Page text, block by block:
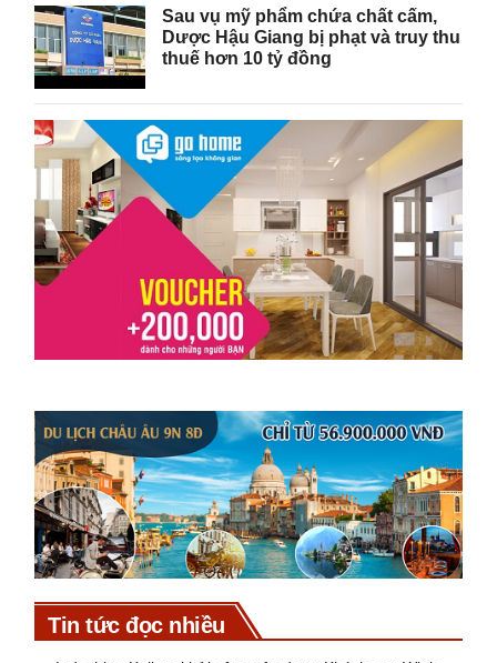
Sau vụ mỹ phẩm chứa chất cấm,
Dược Hậu Giang bị phạt và truy thu
thuế hơn 10 tỷ đồng
Tin tức đọc nhiều